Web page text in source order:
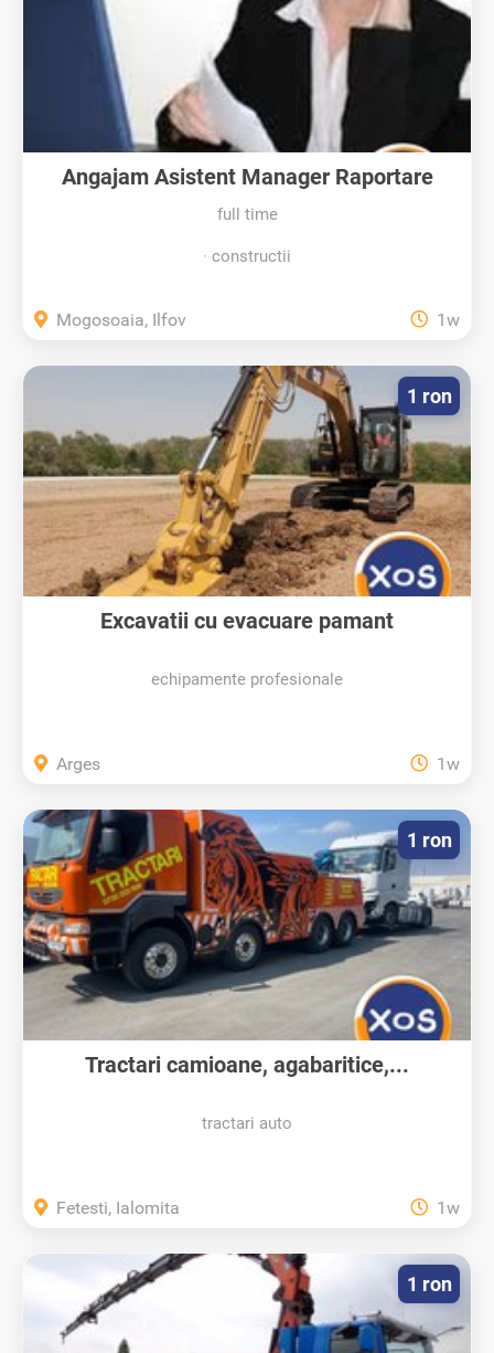
Angajam Asistent Manager Raportare
full time
constructii
Mogosoaia, Ilfov 1w
Excavatii cu evacuare pamant
echipamente profesionale
1 ron
Arges 1w
Tractari camioane, agabaritice,...
tractari auto
1 ron
Fetesti, Ialomita 1w
1 ron